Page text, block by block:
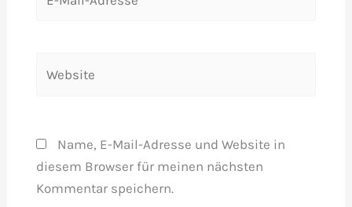
Mail-
Name, E-Mail-Adresse und Website in
diesem Browser für meinen nächsten
Kommentar speichern.